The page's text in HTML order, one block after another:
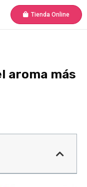
Tienda Online
aroma más